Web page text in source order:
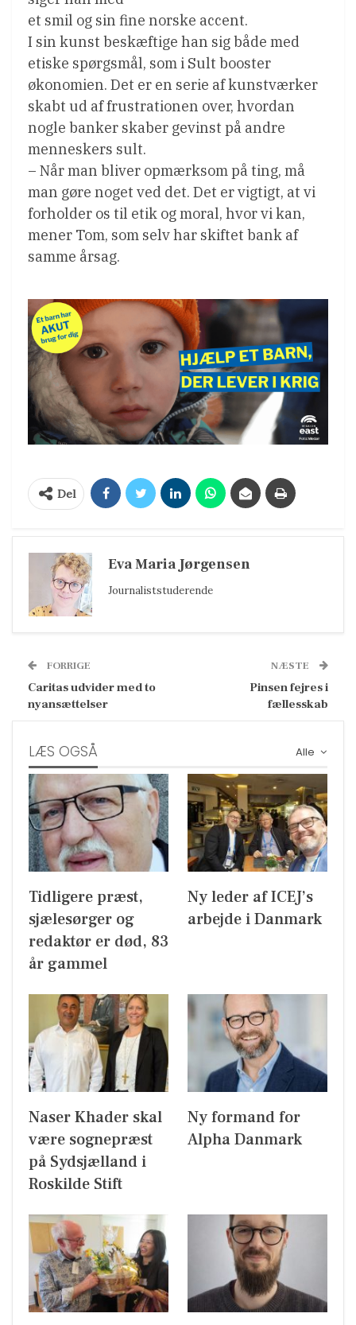
et smil og sin fine norske accent.
I sin kunst beskæftige han sig både med
etiske spørgsmål, som i Sult booster
økonomien. Det er en serie af kunstværker
skabt ud af frustrationen over, hvordan
nogle banker skaber gevinst på andre
menneskers sult.
– Når man bliver opmærksom på ting, må
man gøre noget ved det. Det er vigtigt, at vi
forholder os til etik og moral, hvor vi kan,
mener Tom, som selv har skiftet bank af
samme årsag.
Del
Eva Maria Jørgensen
Journaliststuderende
FORRIGE
Caritas udvider med to
nyansættelser
NÆSTE
Pinsen fejres i
fællesskab
Alle
LÆS OGSÅ
Tidligere præst,
sjælesørger og
redaktør er død, 83
år gammel
Ny leder af ICEJ’s
arbejde i Danmark
Naser Khader skal
være sognepræst
på Sydsjælland i
Roskilde Stift
Ny formand for
Alpha Danmark